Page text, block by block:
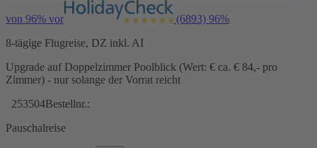
von 96% vor (6893) 96%
8-tägige Flugreise, DZ inkl. AI
Upgrade auf Doppelzimmer Poolblick (Wert: € ca. € 84,- pro
Zimmer) - nur solange der Vorrat reicht
253504Bestellnr.:
Pauschalreise